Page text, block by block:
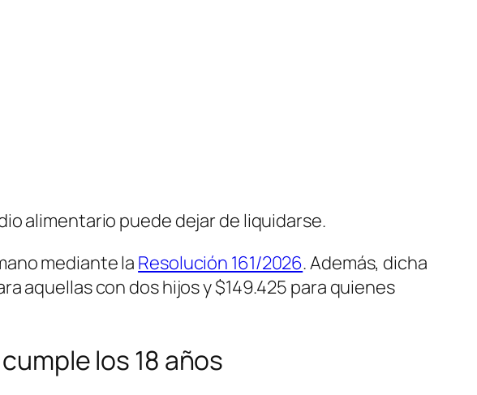
alimentario puede dejar de liquidarse.
mediante la Resolución 161/2026. Además, dicha
aquellas con dos hijos y $149.425 para quienes
los 18 años